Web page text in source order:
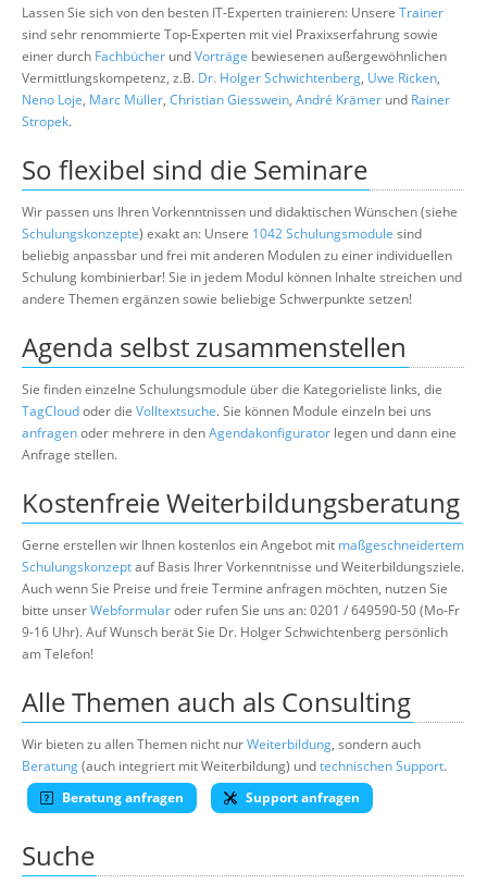
Lassen Sie sich von den besten IT-Experten trainieren: Unsere Trainer
sind sehr renommierte Top-Experten mit viel Praxixserfahrung sowie
einer durch Fachbücher undVorträge bewiesenen außergewöhnlichen
Vermittlungskompetenz, z.B. Dr. Holger Schwichtenberg, Uwe Ricken,
Neno Loje, Marc Müller, Christian Giesswein, André Krämer und Rainer
Stropek.
So flexibel sind die Seminare
Wir passen uns Ihren Vorkenntnissen und didaktischen Wünschen (siehe
Schulungskonzepte) exakt an: Unsere 1042 Schulungsmodule sind
beliebig anpassbar und frei mit anderen Modulen zu einer individuellen
Schulung kombinierbar! Sie in jedem Modul können Inhalte streichen und
andere Themen ergänzen sowie beliebige Schwerpunkte setzen!
Agenda selbst zusammenstellen
Sie finden einzelne Schulungsmodule über die Kategorieliste links, die
TagCloudoder die Volltextsuche. Sie können Module einzeln bei uns
anfragenoder mehrere in denAgendakonfigurator legen und dann eine
Anfrage stellen.
Kostenfreie Weiterbildungsberatung
Gerne erstellen wir Ihnen kostenlos ein Angebot mit maßgeschneidertem
Schulungskonzeptauf Basis Ihrer Vorkenntnisse und Weiterbildungsziele.
Auch wenn Sie Preise und freie Termine anfragen möchten, nutzen Sie
bitte unserWebformularoder rufen Sie uns an: 0201 / 649590-50 (Mo-Fr
9-16 Uhr). Auf Wunsch berät Sie Dr. Holger Schwichtenberg persönlich
am Telefon!
Alle Themen auch als Consulting
Wir bieten zu allen Themen nicht nurWeiterbildung, sondern auch
Beratung(auch integriert mit Weiterbildung) undtechnischen Support.
Beratung anfragen
Support anfragen
Suche